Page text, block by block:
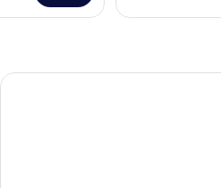
Plus
Grande Albergo Sestri Levante